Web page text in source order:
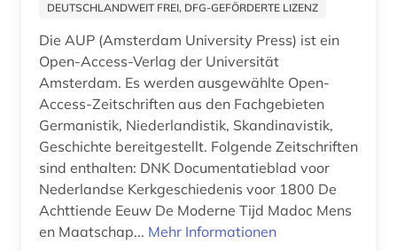
frauenbewegung (2)
frauendrama (1)
frauenforschung (1)
frauengeschichte (1)
frauenliteratur (2)
freiligrath ferdinand (1)
DEUTSCHLANDWEIT FREI, DFG-GEFÖRDERTE LIZENZ
Die AUP (Amsterdam University Press) ist ein
Open-Access-Verlag der Universität
Amsterdam. Es werden ausgewählte Open-
Access-Zeitschriften aus den Fachgebieten
Germanistik, Niederlandistik, Skandinavistik,
Geschichte bereitgestellt. Folgende Zeitschriften
sind enthalten: DNK Documentatieblad voor
Nederlandse Kerkgeschiedenis voor 1800 De
Achttiende Eeuw De Moderne Tijd Madoc Mens
en Maatschap... Mehr Informationen